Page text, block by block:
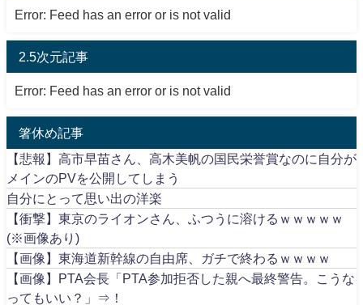
Error: Feed has an error or is not valid
2.5次元記事
Error: Feed has an error or is not valid
箸休め記事
【悲報】高市早苗さん、高木美帆の国民栄誉賞なのに自分が
メインのPVを公開してしまう
自分にとって思い出の洋楽
【衝撃】東京のライオンさん、ふつうに溶けるｗｗｗｗｗ
(※画像あり)
【画像】東海道新幹線の自由席、ガチで終わるｗｗｗｗ
【画像】PTA会長「PTA参加拒否した親へ最終警告。こうな
ってもいい？」⇒！